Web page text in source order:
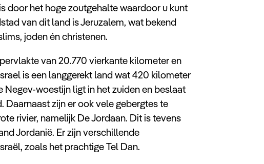
door het hoge zoutgehalte waardoor u kunt
van dit land is Jeruzalem, wat bekend
joden én christenen.
van 20.770 vierkante kilometer en
is een langgerekt land wat 420 kilometer
Negev-woestijn ligt in het zuiden en beslaat
Daarnaast zijn er ook vele gebergtes te
rivier, namelijk De Jordaan. Dit is tevens
Jordanië. Er zijn verschillende
zoals het prachtige Tel Dan.